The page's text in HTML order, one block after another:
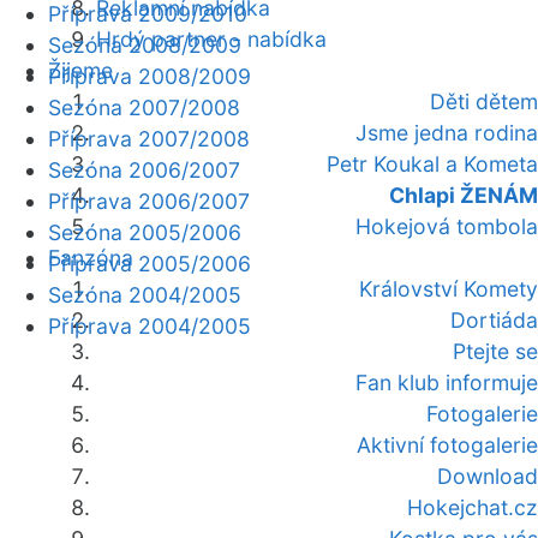
Reklamní nabídka
Hrdý partner - nabídka
Žijeme
Děti dětem
Jsme jedna rodina
Petr Koukal a Kometa
Chlapi ŽENÁM
Hokejová tombola
Fanzóna
Království Komety
Dortiáda
Ptejte se
Fan klub informuje
Fotogalerie
Aktivní fotogalerie
Download
Hokejchat.cz
Příprava 2009/2010
Sezóna 2008/2009
Příprava 2008/2009
Sezóna 2007/2008
Příprava 2007/2008
Sezóna 2006/2007
Příprava 2006/2007
Sezóna 2005/2006
Příprava 2005/2006
Sezóna 2004/2005
Příprava 2004/2005